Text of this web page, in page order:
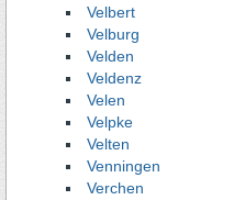
Velbert
Velburg
Velden
Veldenz
Velen
Velpke
Velten
Venningen
Verchen